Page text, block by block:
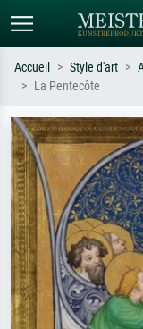
Recherchez par artiste,
ex. Monet, Nuit
impressionnisme, vague
nu.
Accueil Style d'art
La Pentecôte